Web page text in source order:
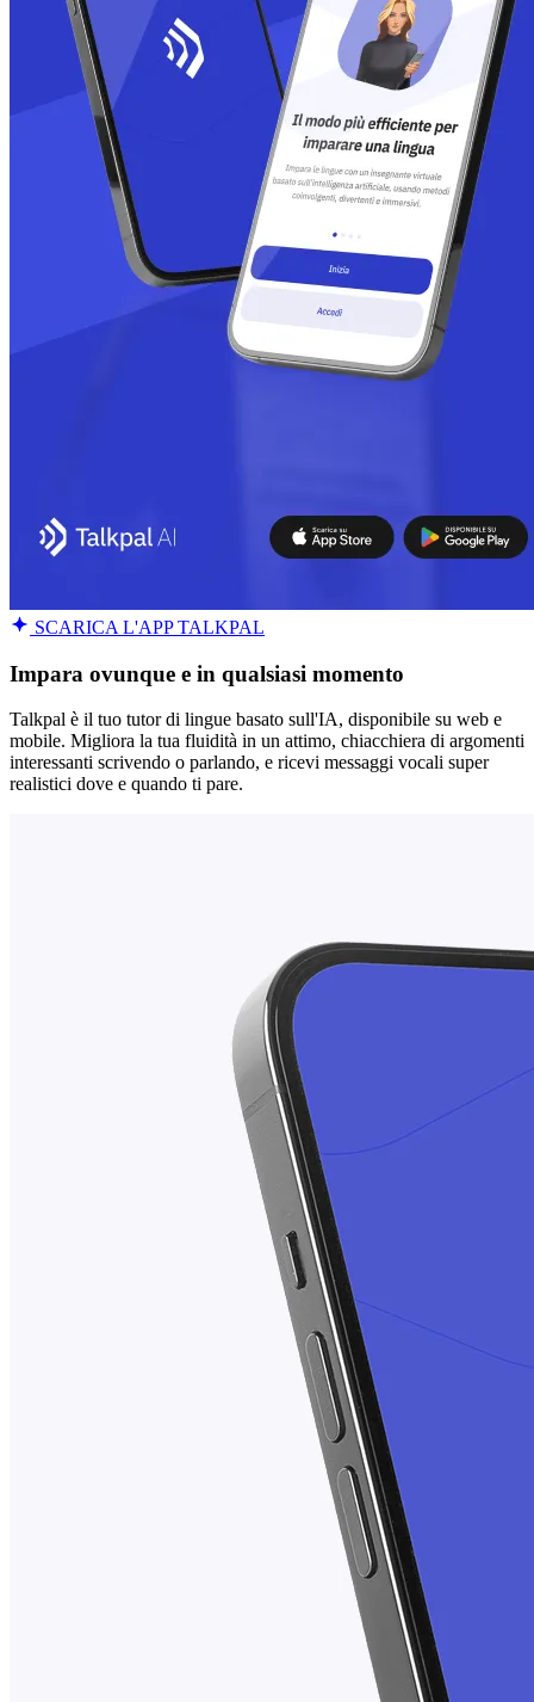
SCARICA L'APP TALKPAL
Impara ovunque e in qualsiasi momento
Talkpal è il tuo tutor di lingue basato sull'IA, disponibile su web e
mobile. Migliora la tua fluidità in un attimo, chiacchiera di argomenti
interessanti scrivendo o parlando, e ricevi messaggi vocali super
realistici dove e quando ti pare.